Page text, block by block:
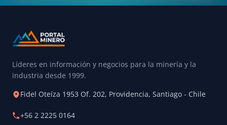
Líderes en información y negocios para la minería y la
industria desde 1999.
Fidel Oteíza 1953 Of. 202, Providencia, Santiago - Chile
+56 2 2225 0164